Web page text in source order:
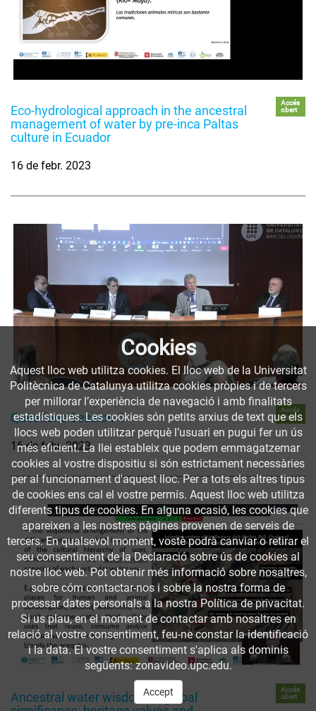
Eco-hydrological approach in the ancestral
management of water by pre-inca Paltas
culture in Ecuador
Accés
obert
16 de febr. 2023
Questions Session 4
Accés
obert
16 de febr. 2023
Ancestral water wisdom of global
Accés
obert
Cookies
Aquest lloc web utilitza cookies. El lloc web de la Universitat
Politècnica de Catalunya utilitza cookies pròpies i de tercers
per millorar l’experiència de navegació i amb finalitats
estadístiques. Les cookies són petits arxius de text que els
llocs web poden utilitzar perquè l’usuari en pugui fer un ús
més eficient. La llei estableix que podem emmagatzemar
cookies al vostre dispositiu si són estrictament necessàries
per al funcionament d'aquest lloc. Per a tots els altres tipus
de cookies ens cal el vostre permís. Aquest lloc web utilitza
diferents tipus de cookies. En alguna ocasió, les cookies que
apareixen a les nostres pàgines provenen de serveis de
tercers. En qualsevol moment, vostè podrà canviar o retirar el
seu consentiment de la Declaració sobre ús de cookies al
nostre lloc web. Pot obtenir més informació sobre nosaltres,
sobre cóm contactar-nos i sobre la nostra forma de
processar dates personals a la nostra Política de privacitat.
Si us plau, en el moment de contactar amb nosaltres en
relació al vostre consentiment, feu-ne constar la identificació
i la data. El vostre consentiment s'aplica als dominis
següents: zonavideo.upc.edu.
Accept